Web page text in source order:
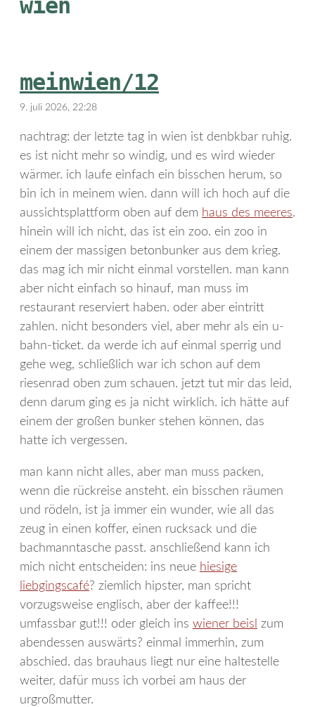
wien
meinwien/12
9. juli 2026, 22:28
nachtrag: der letzte tag in wien ist denbkbar ruhig.
es ist nicht mehr so windig, und es wird wieder
wärmer. ich laufe einfach ein bisschen herum, so
bin ich in meinem wien. dann will ich hoch auf die
aussichtsplattform oben auf dem haus des meeres.
hinein will ich nicht, das ist ein zoo. ein zoo in
einem der massigen betonbunker aus dem krieg.
das mag ich mir nicht einmal vorstellen. man kann
aber nicht einfach so hinauf, man muss im
restaurant reserviert haben. oder aber eintritt
zahlen. nicht besonders viel, aber mehr als ein u-
bahn-ticket. da werde ich auf einmal sperrig und
gehe weg, schließlich war ich schon auf dem
riesenrad oben zum schauen. jetzt tut mir das leid,
denn darum ging es ja nicht wirklich. ich hätte auf
einem der großen bunker stehen können, das
hatte ich vergessen.
man kann nicht alles, aber man muss packen,
wenn die rückreise ansteht. ein bisschen räumen
und rödeln, ist ja immer ein wunder, wie all das
zeug in einen koffer, einen rucksack und die
bachmanntasche passt. anschließend kann ich
mich nicht entscheiden: ins neue hiesige
liebgingscafé? ziemlich hipster, man spricht
vorzugsweise englisch, aber der kaffee!!!
umfassbar gut!!! oder gleich ins wiener beisl zum
abendessen auswärts? einmal immerhin, zum
abschied. das brauhaus liegt nur eine haltestelle
weiter, dafür muss ich vorbei am haus der
urgroßmutter.